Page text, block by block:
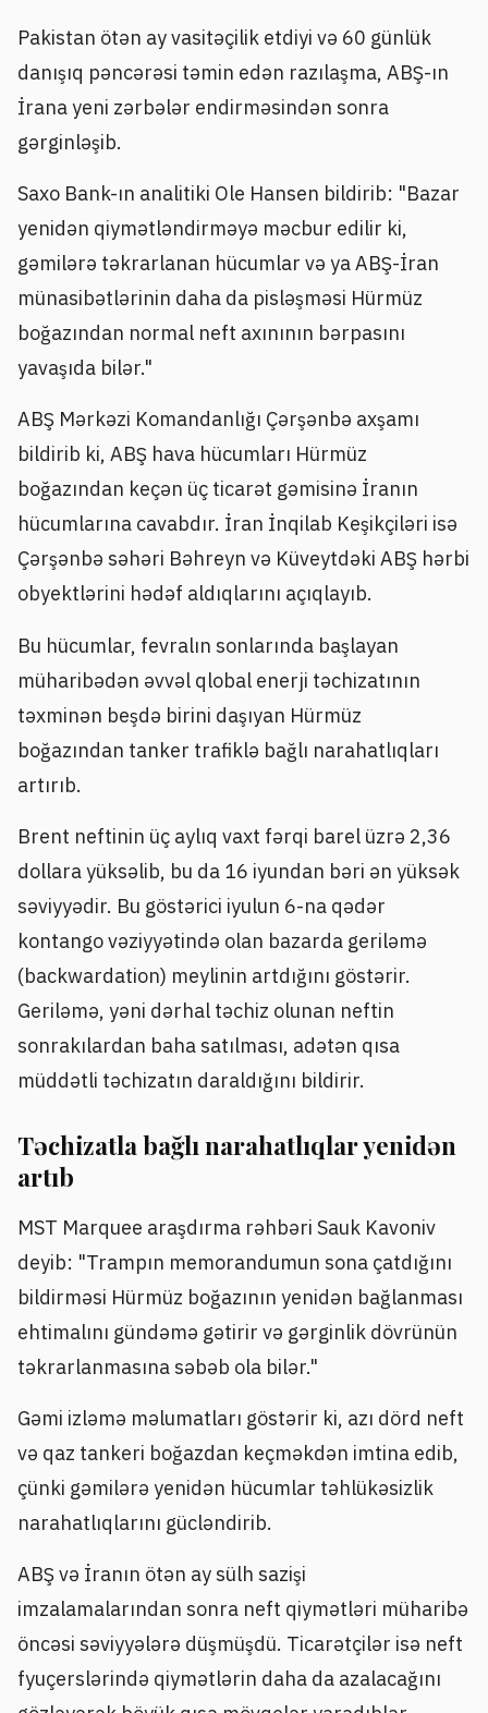
Pakistan ötən ay vasitəçilik etdiyi və 60 günlük
danışıq pəncərəsi təmin edən razılaşma, ABŞ-ın
İrana yeni zərbələr endirməsindən sonra
gərginləşib.
Saxo Bank-ın analitiki Ole Hansen bildirib: "Bazar
yenidən qiymətləndirməyə məcbur edilir ki,
gəmilərə təkrarlanan hücumlar və ya ABŞ-İran
münasibətlərinin daha da pisləşməsi Hürmüz
boğazından normal neft axınının bərpasını
yavaşıda bilər."
ABŞ Mərkəzi Komandanlığı Çərşənbə axşamı
bildirib ki, ABŞ hava hücumları Hürmüz
boğazından keçən üç ticarət gəmisinə İranın
hücumlarına cavabdır. İran İnqilab Keşikçiləri isə
Çərşənbə səhəri Bəhreyn və Küveytdəki ABŞ hərbi
obyektlərini hədəf aldıqlarını açıqlayıb.
Bu hücumlar, fevralın sonlarında başlayan
müharibədən əvvəl qlobal enerji təchizatının
təxminən beşdə birini daşıyan Hürmüz
boğazından tanker trafiklə bağlı narahatlıqları
artırıb.
Brent neftinin üç aylıq vaxt fərqi barel üzrə 2,36
dollara yüksəlib, bu da 16 iyundan bəri ən yüksək
səviyyədir. Bu göstərici iyulun 6-na qədər
kontango vəziyyətində olan bazarda geriləmə
(backwardation) meylinin artdığını göstərir.
Geriləmə, yəni dərhal təchiz olunan neftin
sonrakılardan baha satılması, adətən qısa
müddətli təchizatın daraldığını bildirir.
Təchizatla bağlı narahatlıqlar yenidən
artıb
MST Marquee araşdırma rəhbəri Sauk Kavoniv
deyib: "Trampın memorandumun sona çatdığını
bildirməsi Hürmüz boğazının yenidən bağlanması
ehtimalını gündəmə gətirir və gərginlik dövrünün
təkrarlanmasına səbəb ola bilər."
Gəmi izləmə məlumatları göstərir ki, azı dörd neft
və qaz tankeri boğazdan keçməkdən imtina edib,
çünki gəmilərə yenidən hücumlar təhlükəsizlik
narahatlıqlarını gücləndirib.
ABŞ və İranın ötən ay sülh sazişi
imzalamalarından sonra neft qiymətləri müharibə
öncəsi səviyyələrə düşmüşdü. Ticarətçilər isə neft
fyuçerslərində qiymətlərin daha da azalacağını